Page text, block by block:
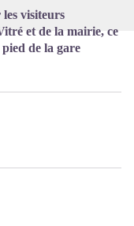
visiteurs
et de la mairie, ce
de la gare